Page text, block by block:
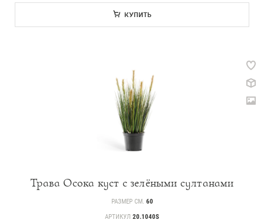
КУПИТЬ
Трава Осока куст с зелёными султанами
РАЗМЕР СМ. 60
АРТИКУЛ 20.1040S